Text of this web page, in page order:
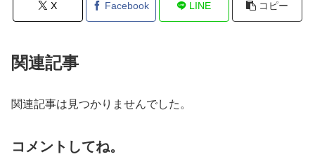
X Facebook LINE コピー
関連記事
関連記事は見つかりませんでした。
コメントしてね。